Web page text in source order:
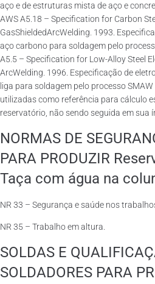
aço e de estruturas mista de aço e
AWS A5.18 – Specification for Carbon
GasShieldedArcWelding. 1993.
aço carbono para soldagem pelo
A5.5 – Specification for Low-Alloy Steel
ArcWelding. 1996. Especificação de
liga para soldagem pelo processo
utilizadas como referência para cálculo
reservatório, não sendo seguida em sua
NORMAS DE
PARA PRODUZIR
Taça com água na
NR 33 – Segurança e saúde nos
NR 35 – Trabalho em altura.
SOLDAS E
SOLDADORES PARA